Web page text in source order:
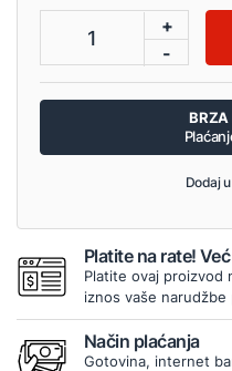
1
+
-
BRZA
Dodaj
Platite na rate!
Platite ovaj proizvod
iznos vaše narudžbe
Način plaćanja
Gotovina, internet